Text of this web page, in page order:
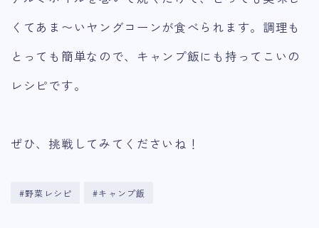
くてあま〜いヤングコーンが食べられます。調理も
とっても簡単なので、キャンプ飯にも持ってこいの
レシピです。
ぜひ、挑戦してみてくださいね！
#野菜レシピ #キャンプ飯